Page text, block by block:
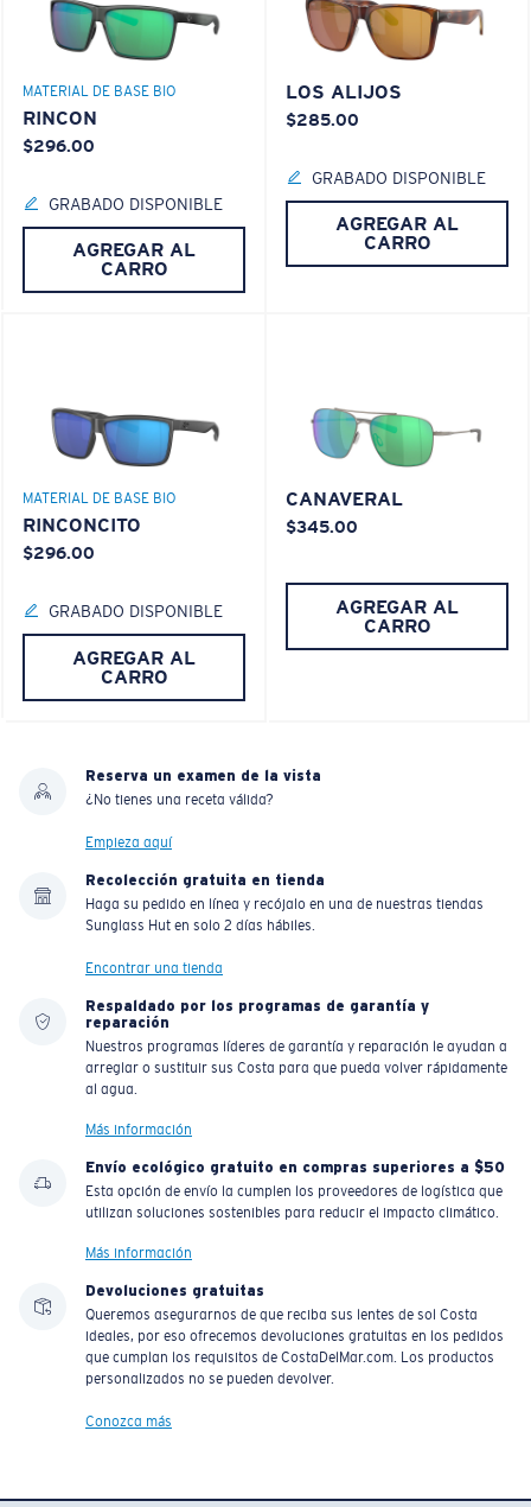
MATERIAL DE BASE BIO
RINCON
$296.00
GRABADO DISPONIBLE
AGREGAR AL
CARRO
LOS ALIJOS
$285.00
GRABADO DISPONIBLE
AGREGAR AL
CARRO
MATERIAL DE BASE BIO
RINCONCITO
$296.00
GRABADO DISPONIBLE
AGREGAR AL
CARRO
CANAVERAL
$345.00
AGREGAR AL
CARRO
Reserva un examen de la vista
¿No tienes una receta válida?
Empieza aquí
Recolección gratuita en tienda
Haga su pedido en línea y recójalo en una de nuestras tiendas
Sunglass Hut en solo 2 días hábiles.
Encontrar una tienda
Respaldado por los programas de garantía y
reparación
Nuestros programas líderes de garantía y reparación le ayudan a
arreglar o sustituir sus Costa para que pueda volver rápidamente
al agua.
Más información
Envío ecológico gratuito en compras superiores a $50
Esta opción de envío la cumplen los proveedores de logística que
utilizan soluciones sostenibles para reducir el impacto climático.
Más información
Devoluciones gratuitas
Queremos asegurarnos de que reciba sus lentes de sol Costa
ideales, por eso ofrecemos devoluciones gratuitas en los pedidos
que cumplan los requisitos de CostaDelMar.com. Los productos
personalizados no se pueden devolver.
Conozca más